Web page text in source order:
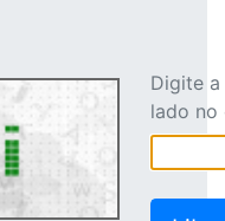
Digite
lado no